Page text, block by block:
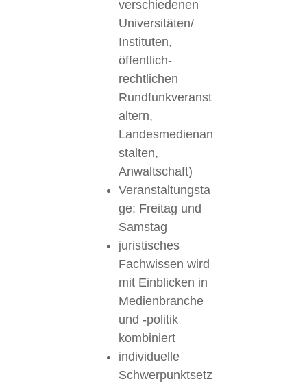
verschiedenen
Universitäten/
Instituten,
öffentlich-
rechtlichen
Rundfunkveranst
altern,
Landesmedienan
stalten,
Anwaltschaft)
Veranstaltungsta
ge: Freitag und
Samstag
juristisches
Fachwissen wird
mit Einblicken in
Medienbranche
und -politik
kombiniert
individuelle
Schwerpunktsetz